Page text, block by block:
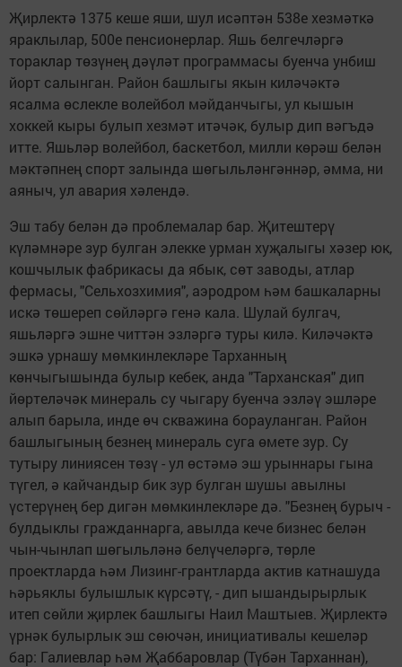
Җирлектә 1375 кеше яши, шул исәптән 538е хезмәткә
яраклылар, 500е пенсионерлар. Яшь белгечләргә
тораклар төзүнең дәүләт программасы буенча унбиш
йорт салынган. Район башлыгы якын киләчәктә
ясалма өслекле волейбол мәйданчыгы, ул кышын
хоккей кыры булып хезмәт итәчәк, булыр дип вәгъдә
итте. Яшьләр волейбол, баскетбол, милли көрәш белән
мәктәпнең спорт залында шөгыльләнгәннәр, әмма, ни
аяныч, ул авария хәлендә.
Эш табу белән дә проблемалар бар. Җитештерү
күләмнәре зур булган элекке урман хуҗалыгы хәзер юк,
кошчылык фабрикасы да ябык, сөт заводы, атлар
фермасы, "Сельхозхимия", аэродром һәм башкаларны
искә төшереп сөйләргә генә кала. Шулай булгач,
яшьләргә эшне читтән эзләргә туры килә. Киләчәктә
эшкә урнашу мөмкинлекләре Тарханның
көнчыгышында булыр кебек, анда "Тарханская" дип
йөртеләчәк минераль су чыгару буенча эзләү эшләре
алып барыла, инде өч скважина борауланган. Район
башлыгының безнең минераль суга өмете зур. Су
тутыру линиясен төзү - ул өстәмә эш урыннары гына
түгел, ә кайчандыр бик зур булган шушы авылны
үстерүнең бер дигән мөмкинлекләре дә. "Безнең бурыч -
булдыклы гражданнарга, авылда кече бизнес белән
чын-чынлап шөгыльләнә белүчеләргә, төрле
проектларда һәм Лизинг-грантларда актив катнашуда
һәрьяк­лы булышлык күрсәтү, - дип ышандырырлык
итеп сөйли җирлек башлыгы Наил Маштыев. Җирлектә
үрнәк булырлык эш сөючән, инициативалы кешеләр
бар: Галиевлар һәм Җаббаровлар (Түбән Тарханнан),